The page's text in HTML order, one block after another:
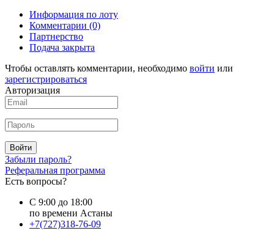
Информация по лоту
Комментарии (0)
Партнерство
Подача закрыта
Чтобы оставлять комментарии, необходимо войти или
зарегистрироваться
Авторизация
Войти
Забыли пароль?
Реферальная программа
Есть вопросы?
С 9:00 до 18:00
по времени Астаны
+7(727)318-76-09